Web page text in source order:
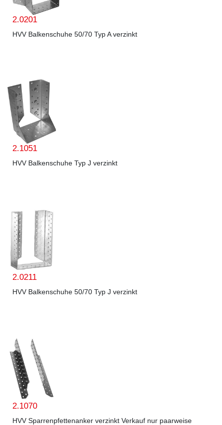
2.0201
HVV Balkenschuhe 50/70 Typ A verzinkt
2.1051
HVV Balkenschuhe Typ J verzinkt
2.0211
HVV Balkenschuhe 50/70 Typ J verzinkt
2.1070
HVV Sparrenpfettenanker verzinkt Verkauf nur paarweise